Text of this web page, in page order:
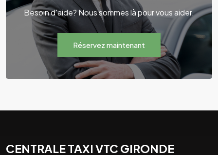
Besoin d'aide? Nous sommes là pour vous aider.
Réservez maintenant
CENTRALE TAXI VTC GIRONDE